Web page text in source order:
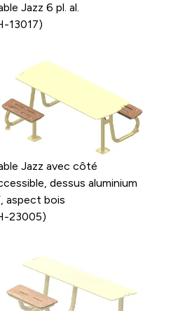
Jazz 6 pl. al.
13017)
Jazz avec côté
dessus aluminium
aspect bois
23005)